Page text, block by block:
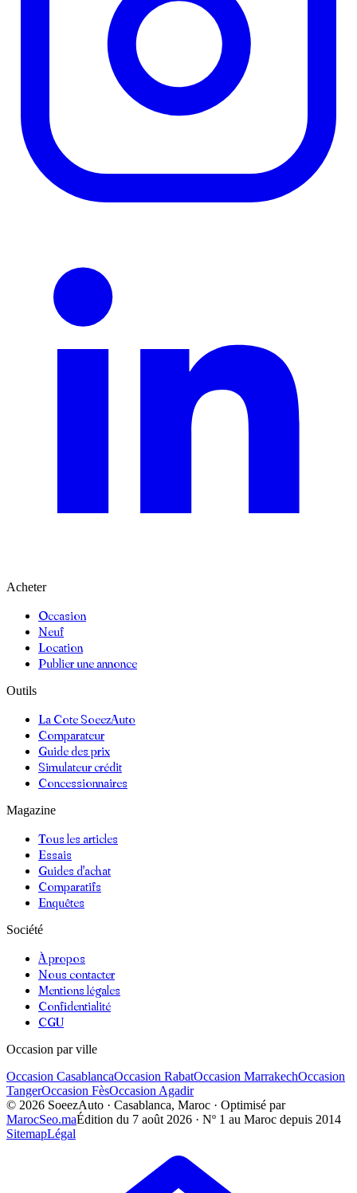
Acheter
Occasion
Neuf
Location
Publier une annonce
Outils
La Cote SoeezAuto
Comparateur
Guide des prix
Simulateur crédit
Concessionnaires
Magazine
Tous les articles
Essais
Guides d'achat
Comparatifs
Enquêtes
Société
À propos
Nous contacter
Mentions légales
Confidentialité
CGU
Occasion par ville
Occasion CasablancaOccasion RabatOccasion MarrakechOccasion
TangerOccasion FèsOccasion Agadir
© 2026 SoeezAuto · Casablanca, Maroc · Optimisé par
MarocSeo.maÉdition du 7 août 2026 · Nº 1 au Maroc depuis 2014
SitemapLégal